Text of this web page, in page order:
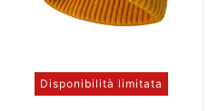
Disponibilità limitata